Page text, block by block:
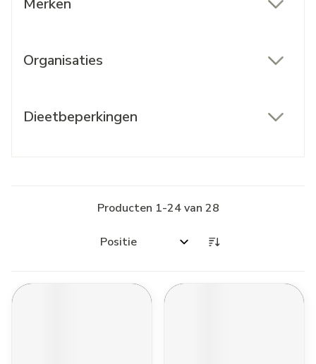
Merken
Organisaties
Dieetbeperkingen
Producten 1-24van 28
Sorteer op: